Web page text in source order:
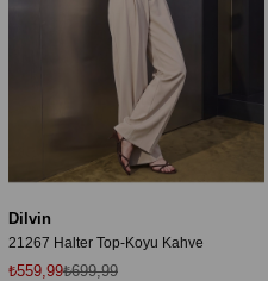
Dilvin
21267 Halter Top-Koyu Kahve
₺559,99₺699,99